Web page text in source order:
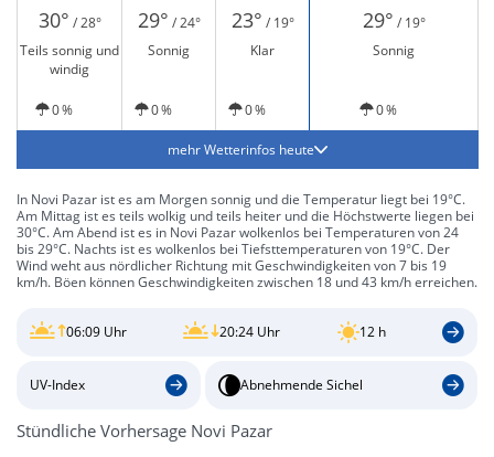
30° / 28° 29° / 24° 23° / 19° 29° / 19°
Teils sonnig und
windig
Sonnig Klar Sonnig
0 % 0 % 0 % 0 %
mehr Wetterinfos heute
In Novi Pazar ist es am Morgen sonnig und die Temperatur liegt bei 19°C.
Am Mittag ist es teils wolkig und teils heiter und die Höchstwerte liegen bei
30°C. Am Abend ist es in Novi Pazar wolkenlos bei Temperaturen von 24
bis 29°C. Nachts ist es wolkenlos bei Tiefsttemperaturen von 19°C. Der
Wind weht aus nördlicher Richtung mit Geschwindigkeiten von 7 bis 19
km/h. Böen können Geschwindigkeiten zwischen 18 und 43 km/h erreichen.
06:09 Uhr 20:24 Uhr 12 h
UV-Index Abnehmende Sichel
Stündliche Vorhersage Novi Pazar